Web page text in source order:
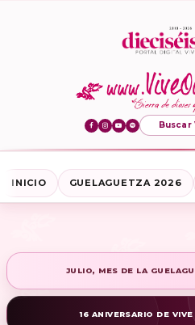
Buscar
INICIO GUELAGUETZA 2026
JULIO, MES DE LA
16 ANIVERSARIO DE VIVE